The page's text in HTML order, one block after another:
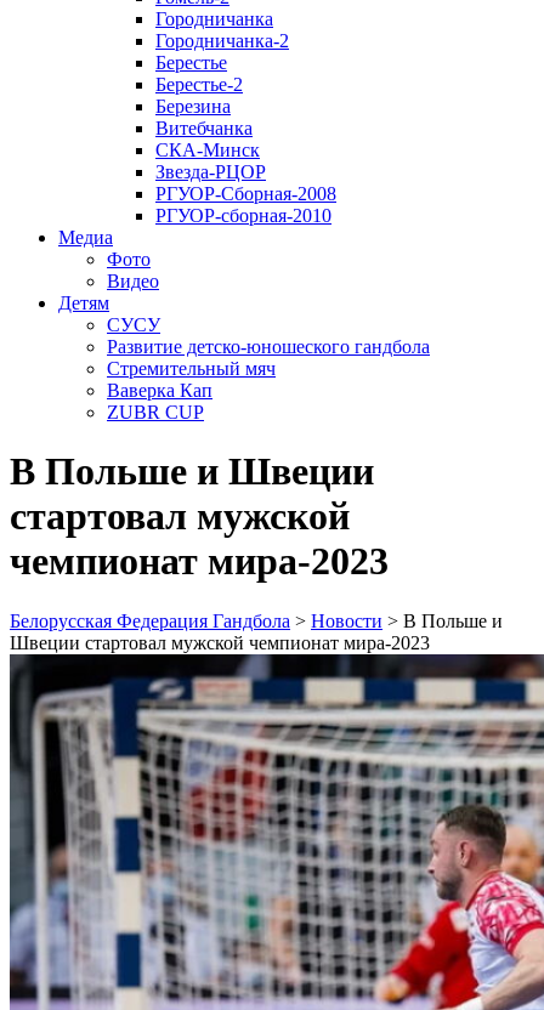
Городничанка
Городничанка-2
Берестье
Берестье-2
Березина
Витебчанка
СКА-Минск
Звезда-РЦОР
РГУОР-Сборная-2008
РГУОР-сборная-2010
Медиа
Фото
Видео
Детям
СУСУ
Развитие детско-юношеского гандбола
Стремительный мяч
Ваверка Кап
ZUBR CUP
В Польше и Швеции
стартовал мужской
чемпионат мира-2023
Белорусская Федерация Гандбола > Новости > В Польше и
Швеции стартовал мужской чемпионат мира-2023